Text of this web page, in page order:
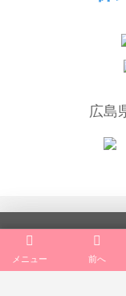
広島
メニュー 前へ